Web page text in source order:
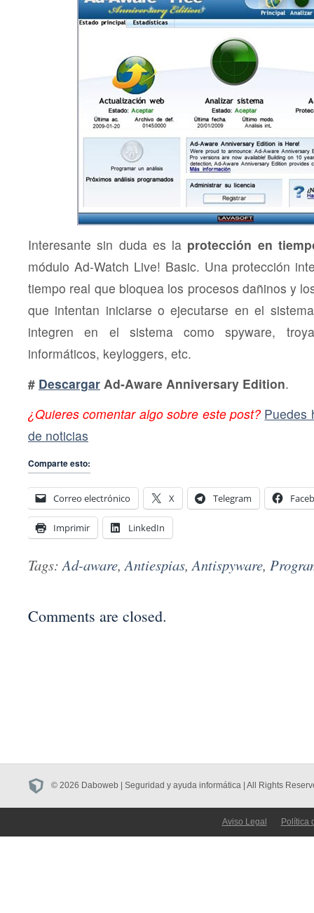
Interesante sin duda es la protección en
módulo Ad-Watch Live! Basic. Una protección
tiempo real que bloquea los procesos dañinos y
que intentan iniciarse o ejecutarse en el
integren en el sistema como spyware,
informáticos, keyloggers, etc.
# Descargar Ad-Aware Anniversary Edition.
¿Quieres comentar algo sobre este post? Puedes
de noticias
Comparte esto:
Correo electrónico X Telegram
Imprimir LinkedIn
Tags:Ad-aware,Antiespias,Antispyware,
Comments are closed.
© 2026 Daboweb | Seguridad y ayuda informática | All Rights
Aviso Legal Política